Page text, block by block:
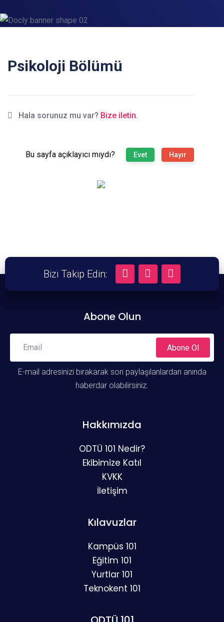
Psikoloji Bölümü
Hala sorunuz mu var? Bize iletin.
Bu sayfa açıklayıcı mıydı? Evet Hayır
A+
Bizi Takip Edin:
Abone Olun
Abone Ol
E-mail adresinizi bırakarak son paylaşılanlardan anında
haberdar olabilirsiniz.
Hakkımızda
ODTÜ 101 Nedir?
Ekibimize Katıl
KVKK
İletişim
Kılavuzlar
Kampüs 101
Eğitim 101
Yurtlar 101
Teknokent 101